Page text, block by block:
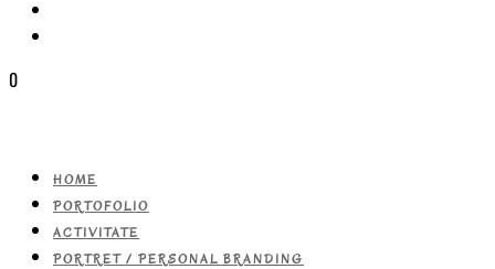
0
HOME
PORTOFOLIO
ACTIVITATE
PORTRET / PERSONAL BRANDING